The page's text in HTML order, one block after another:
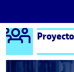
Saltar al contenido
Logo Ágora